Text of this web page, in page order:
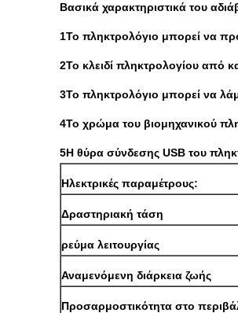
Βασικά χαρακτηριστικά του
1Το πληκτρολόγιο μπορεί να
2Το κλειδί πληκτρολογίου από
3Το πληκτρολόγιο μπορεί να
4Το χρώμα του βιομηχανικού
5Η θύρα σύνδεσης USB του
Ηλεκτρικές παραμέτρους:
Δραστηριακή τάση
ρεύμα λειτουργίας
Αναμενόμενη διάρκεια ζωής
Προσαρμοστικότητα στο